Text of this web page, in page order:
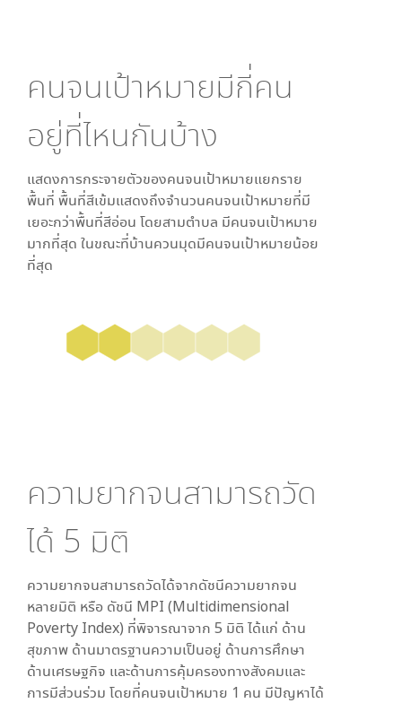
คนจนเป้าหมายมีกี่คน
อยู่ที่ไหนกันบ้าง
แสดงการกระจายตัวของคนจนเป้าหมายแยกราย
พื้นที่ พื้นที่สีเข้มแสดงถึงจำนวนคนจนเป้าหมายที่มี
เยอะกว่าพื้นที่สีอ่อน โดยสามตำบล มีคนจนเป้าหมาย
มากที่สุด ในขณะที่บ้านควนมุดมีคนจนเป้าหมายน้อย
ที่สุด
ความยากจนสามารถวัด
ได้ 5 มิติ
ความยากจนสามารถวัดได้จากดัชนีความยากจน
หลายมิติ หรือ ดัชนี MPI (Multidimensional
Poverty Index) ที่พิจารณาจาก 5 มิติ ได้แก่ ด้าน
สุขภาพ ด้านมาตรฐานความเป็นอยู่ ด้านการศึกษา
ด้านเศรษฐกิจ และด้านการคุ้มครองทางสังคมและ
การมีส่วนร่วม โดยที่คนจนเป้าหมาย 1 คน มีปัญหาได้